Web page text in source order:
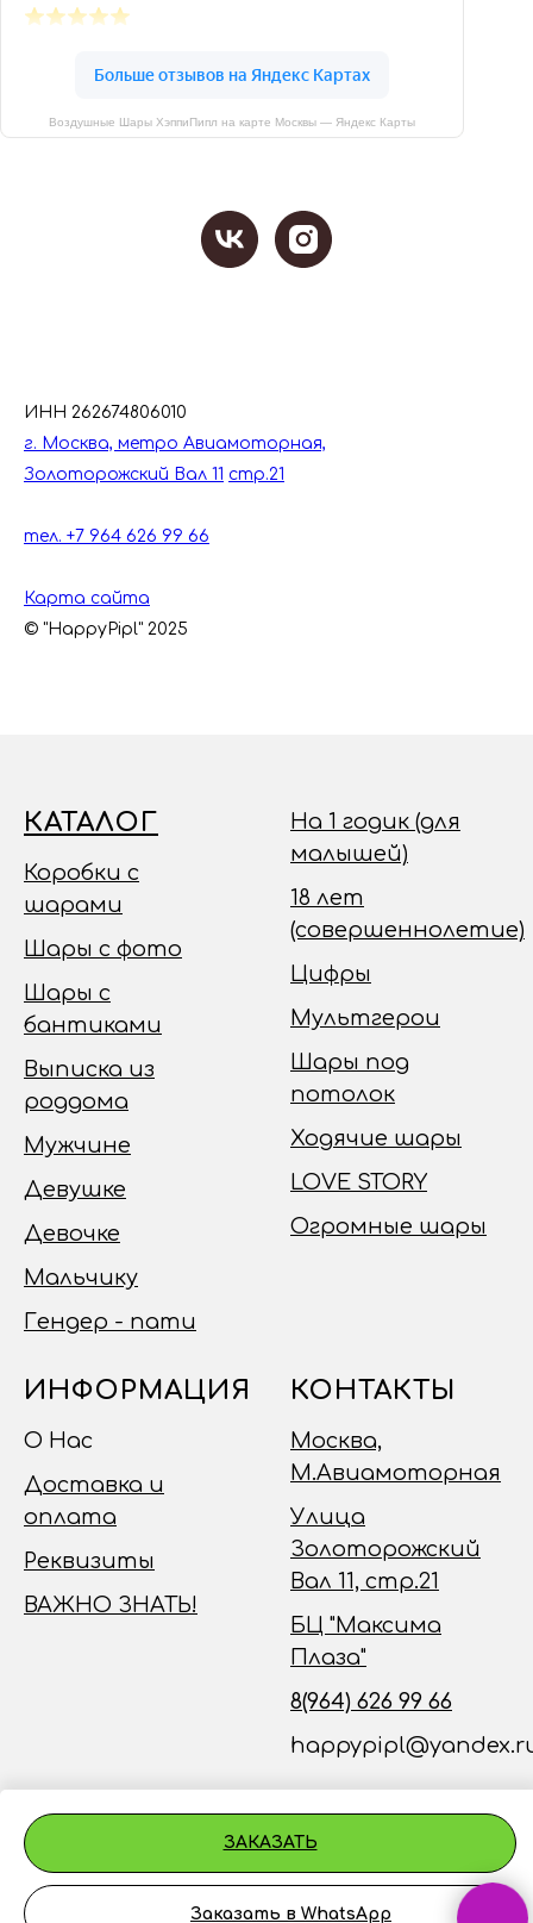
ЗАКАЗАТЬ
Заказать в WhatsApp
Воздушные Шары ХэппиПипл на карте Москвы — Яндекс Карты
ИНН 262674806010
г. Москва, метро Авиамоторная,
Золоторожский Вал 11 стр.21
тел. +7 964 626 99 66
Карта сайта
© "HappyPipl" 2025
КАТАЛОГ
Коробки с
шарами
Шары с фото
Шары с
бантиками
Выписка из
роддома
Мужчине
Девушке
Девочке
Мальчику
Гендер - пати
На 1 годик (для
малышей)
18 лет
(совершеннолетие)
Цифры
Мультгерои
Шары под
потолок
Ходячие шары
LOVE STORY
Огромные шары
ИНФОРМАЦИЯ
О Нас
Доставка и
оплата
Реквизиты
ВАЖНО ЗНАТЬ!
КОНТАКТЫ
Москва,
М.Авиамоторная
Улица
Золоторожский
Вал 11, стр.21
БЦ "Максима
Плаза"
8(964) 626 99 66